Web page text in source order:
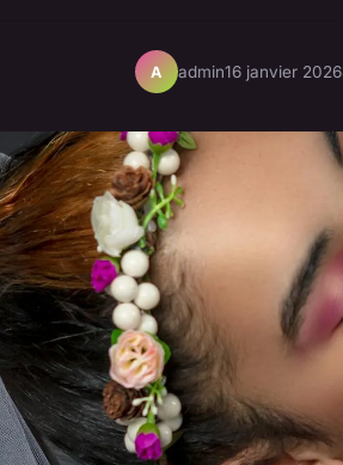
A admin16 janvier 2026